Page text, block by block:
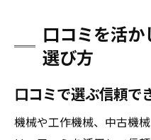
口コミを活
選び方
口コミで選ぶ信頼で
機械や工作機械、中古機